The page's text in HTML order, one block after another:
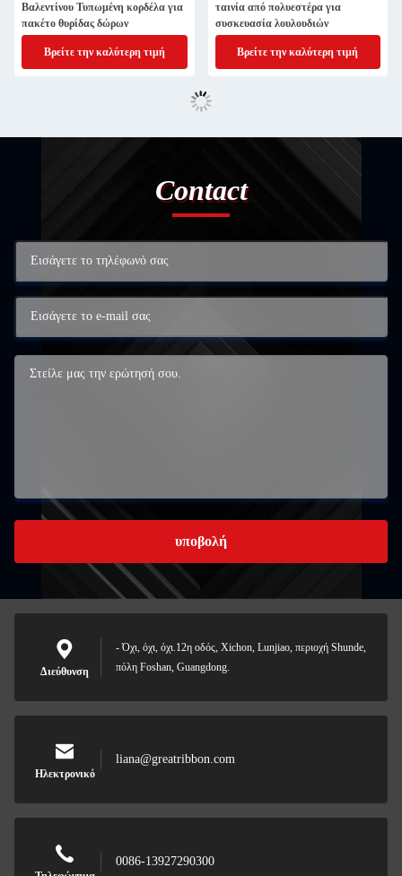
Βαλεντίνου Τυπωμένη κορδέλα για
πακέτο θυρίδας δώρων
Βρείτε την καλύτερη τιμή
ταινία από πολυεστέρα για
συσκευασία λουλουδιών
Βρείτε την καλύτερη τιμή
Contact
υποβολή
Διεύθυνση
- Όχι, όχι, όχι.12η οδός, Xichon, Lunjiao, περιοχή Shunde,
πόλη Foshan, Guangdong.
Ηλεκτρονικό
liana@greatribbon.com
0086-13927290300